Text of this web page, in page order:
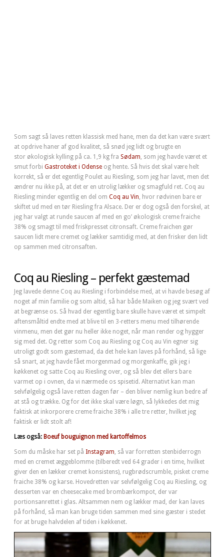
Som sagt så laves retten klassisk med hane, men da det kan være svært
at opdrive haner af god kvalitet, så snød jeg lidt og brugte en
stor økologisk kylling på ca. 1,9 kg fra Sødam, som jeg havde været et
smut forbi Gastroteket i Odense og hente. Så hvis det skal være helt
korrekt, så er det egentlig Poulet au Riesling, som jeg har lavet, men det
ændrer nu ikke på, at det er en utrolig lækker og smagfuld ret. Coq au
Riesling minder egentlig en del om Coq au Vin, hvor rødvinen bare er
skiftet ud med en tør Riesling fra Alsace. Der er dog også den forskel, at
jeg har valgt at runde saucen af med en go’ økologisk creme fraiche
38% og smagt til med friskpresset citronsaft. Creme fraichen gør
saucen lidt mere cremet og lækker samtidig med, at den frisker den lidt
op sammen med citronsaften.
Coq au Riesling – perfekt gæstemad
Jeg lavede denne Coq au Riesling i forbindelse med, at vi havde besøg af
noget af min familie og som altid, så har både Maiken og jeg svært ved
at begrænse os. Så hvad der egentlig bare skulle have været et simpelt
aftensmåltid endte med at blive til en 3-retters menu med tilhørende
vinmenu, men det gør nu heller ikke noget, når man render og hygger
sig med det. Og retter som Coq au Riesling og Coq au Vin egner sig
utroligt godt som gæstemad, da det hele kan laves på forhånd, så lige
så snart, at jeg havde fået morgenmad og morgenkaffe, gik jeg i
køkkenet og satte Coq au Riesling over, og så blev det ellers bare
varmet op i ovnen, da vi nærmede os spisetid. Alternativt kan man
selvfølgelig også lave retten dagen før – den bliver nemlig kun bedre af
at stå og trække. Og for det ikke skal være løgn, så lykkedes det mig
faktisk at inkorporere creme fraiche 38% i alle tre retter, hvilket jeg
faktisk er lidt stolt af!
Læs også: Boeuf bouguignon med kartoffelmos
Som du måske har set på Instagram, så var forretten stenbiderrogn
med en cremet æggeblomme (tilberedt ved 64 grader i en time, hvilket
giver den en lækker cremet konsistens), rugbrødscrumble, pisket creme
fraiche 38% og karse. Hovedretten var selvfølgelig Coq au Riesling, og
desserten var en cheesecake med brombærkompot, der var
portionsanrettet i glas. Altsammen nem og lækker mad, der kan laves
på forhånd, så man kan bruge tiden sammen med sine gæster i stedet
for at bruge halvdelen af tiden i køkkenet.